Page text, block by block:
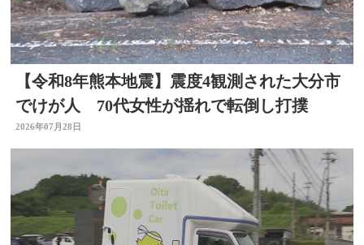
【令和8年熊本地震】震度4観測された大分市
でけが人 70代女性が揺れで転倒し打撲
2026年07月28日